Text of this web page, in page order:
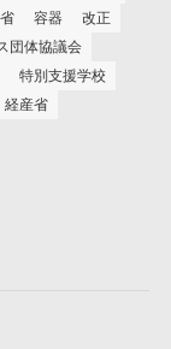
容器
改正
団体協議会
特別支援学校
経産省